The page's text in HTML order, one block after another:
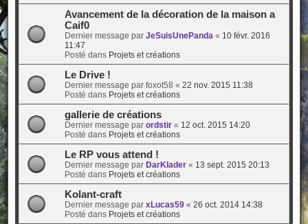
Avancement de la décoration de la maison a
Caif0
Dernier message par JeSuisUnePanda « 10 févr. 2016
11:47
Posté dans Projets et créations
Le Drive !
Dernier message par foxot58 « 22 nov. 2015 11:38
Posté dans Projets et créations
gallerie de créations
Dernier message par ordstir« 12 oct. 2015 14:20
Posté dans Projets et créations
Le RP vous attend !
Dernier message par DarKlader« 13 sept. 2015 20:13
Posté dans Projets et créations
Kolant-craft
Dernier message par xLucas59« 26 oct. 2014 14:38
Posté dans Projets et créations